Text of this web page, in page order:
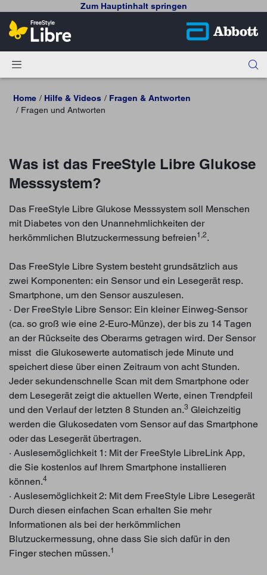
Zum Hauptinhalt springen
Home Hilfe & Videos
Fragen & Antworten
Fragen und Antworten
Was ist das FreeStyle Libre Glukose
Messsystem?
Das FreeStyle Libre Glukose Messsystem soll Menschen
mit Diabetes von den Unannehmlichkeiten der
herkömmlichen Blutzuckermessung befreien1,2.
Das FreeStyle Libre System besteht grundsätzlich aus
zwei Komponenten: ein Sensor und ein Lesegerät resp.
Smartphone, um den Sensor auszulesen.
· Der FreeStyle Libre Sensor: Ein kleiner Einweg-Sensor
(ca. so groß wie eine 2-Euro-Münze), der bis zu 14 Tagen
an der Rückseite des Oberarms getragen wird. Der Sensor
misst die Glukosewerte automatisch jede Minute und
speichert diese über einen Zeitraum von acht Stunden.
Jeder sekundenschnelle Scan mit dem Smartphone oder
dem Lesegerät zeigt die aktuellen Werte, einen Trendpfeil
und den Verlauf der letzten 8 Stunden an.3 Gleichzeitig
werden die Glukosedaten vom Sensor auf das Smartphone
oder das Lesegerät übertragen.
· Auslesemöglichkeit 1: Mit der FreeStyle LibreLink App,
die Sie kostenlos auf Ihrem Smartphone installieren
können.4
· Auslesemöglichkeit 2: Mit dem FreeStyle Libre Lesegerät
Durch diesen einfachen Scan erhalten Sie mehr
Informationen als bei der herkömmlichen
Blutzuckermessung, ohne dass Sie sich dafür in den
Finger stechen müssen.1